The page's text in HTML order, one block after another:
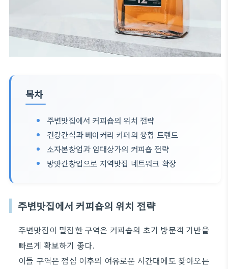
목차
주변맛집에서 커피숍의 위치 전략
건강간식과 베이커리 카페의 융합 트렌드
소자본창업과 임대상가의 커피숍 전략
방앗간창업으로 지역맛집 네트워크 확장
주변맛집에서 커피숍의 위치 전략
주변맛집이 밀집한 구역은 커피숍의 초기 방문객 기반을
빠르게 확보하기 좋다.
이들 구역은 점심 이후의 여유로운 시간대에도 찾아오는